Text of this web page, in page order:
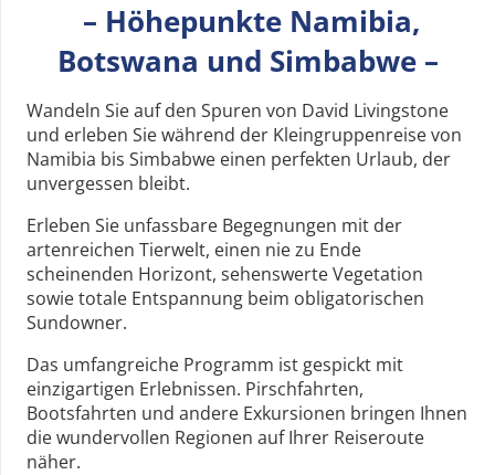
– Höhepunkte Namibia,
Botswana und Simbabwe –
Wandeln Sie auf den Spuren von David Livingstone
und erleben Sie während der Kleingruppenreise von
Namibia bis Simbabwe einen perfekten Urlaub, der
unvergessen bleibt.
Erleben Sie unfassbare Begegnungen mit der
artenreichen Tierwelt, einen nie zu Ende
scheinenden Horizont, sehenswerte Vegetation
sowie totale Entspannung beim obligatorischen
Sundowner.
Das umfangreiche Programm ist gespickt mit
einzigartigen Erlebnissen. Pirschfahrten,
Bootsfahrten und andere Exkursionen bringen Ihnen
die wundervollen Regionen auf Ihrer Reiseroute
näher.